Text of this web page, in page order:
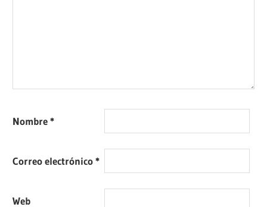
Nombre*
Correo electrónico*
Web